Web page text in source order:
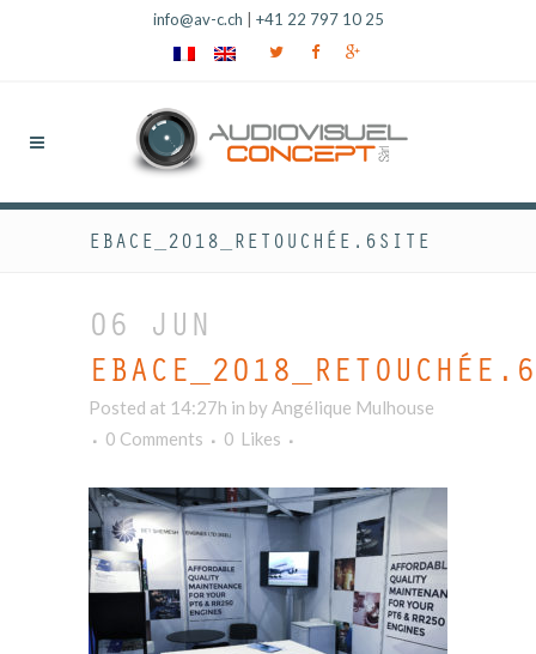
info@av-c.ch +41 22 797 10 25
EBACE_2018_RETOUCHÉE.6SITE
06 JUN
Posted at 14:27h in by Angélique Mulhouse
0 Comments
0 Likes